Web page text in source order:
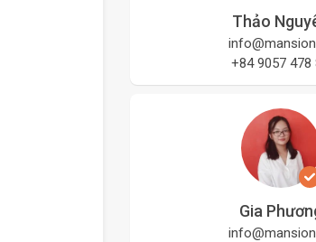
Thảo
+84 9057 478
Gia